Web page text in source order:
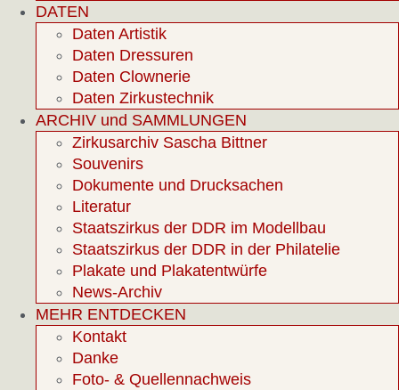
DATEN
Daten Artistik
Daten Dressuren
Daten Clownerie
Daten Zirkustechnik
ARCHIV und SAMMLUNGEN
Zirkusarchiv Sascha Bittner
Souvenirs
Dokumente und Drucksachen
Literatur
Staatszirkus der DDR im Modellbau
Staatszirkus der DDR in der Philatelie
Plakate und Plakatentwürfe
News-Archiv
MEHR ENTDECKEN
Kontakt
Danke
Foto- & Quellennachweis